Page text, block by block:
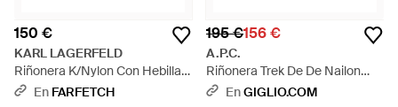
150 €
KARL LAGERFELD
Riñonera K/Nylon Con Hebilla -
Negro
En FARFETCH
195 €156 €
A.P.C.
Riñonera Trek De De Nailon
Con Cremallera Y Logo
EnGIGLIO.COM